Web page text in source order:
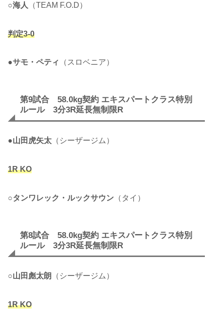
○海人 （TEAM F.O.D）
判定3-0
●サモ・ペティ （スロベニア）
第9試合 58.0kg契約 エキスパートクラス特別
ルール 3分3R延長無制限R
●山田虎矢太 （シーザージム）
1R KO
○タンワレック・ルックサウン （タイ）
第8試合 58.0kg契約 エキスパートクラス特別
ルール 3分3R延長無制限R
○山田彪太朗 （シーザージム）
1R KO